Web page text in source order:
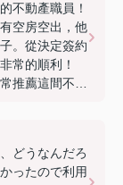
不動產職員！
空房空出，他
。從決定簽約
常的順利！
推薦這間不動
どうなんだろ
ったので利用